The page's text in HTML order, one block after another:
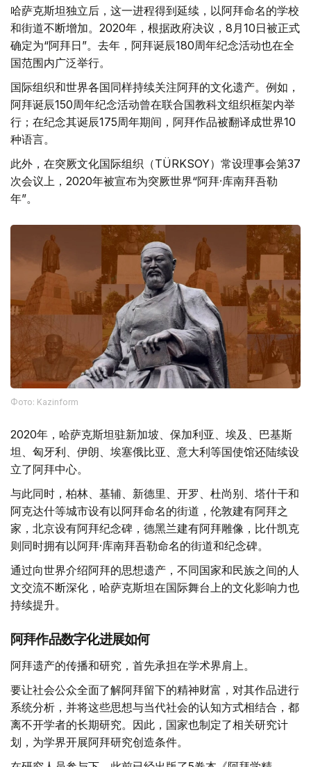
哈萨克斯坦独立后，这一进程得到延续，以阿拜命名的学校
和街道不断增加。2020年，根据政府决议，8月10日被正式
确定为“阿拜日”。去年，阿拜诞辰180周年纪念活动也在全
国范围内广泛举行。
国际组织和世界各国同样持续关注阿拜的文化遗产。例如，
阿拜诞辰150周年纪念活动曾在联合国教科文组织框架内举
行；在纪念其诞辰175周年期间，阿拜作品被翻译成世界10
种语言。
此外，在突厥文化国际组织（TÜRKSOY）常设理事会第37
次会议上，2020年被宣布为突厥世界“阿拜·库南拜吾勒
年”。
Фото: Kazinform
2020年，哈萨克斯坦驻新加坡、保加利亚、埃及、巴基斯
坦、匈牙利、伊朗、埃塞俄比亚、意大利等国使馆还陆续设
立了阿拜中心。
与此同时，柏林、基辅、新德里、开罗、杜尚别、塔什干和
阿克达什等城市设有以阿拜命名的街道，伦敦建有阿拜之
家，北京设有阿拜纪念碑，德黑兰建有阿拜雕像，比什凯克
则同时拥有以阿拜·库南拜吾勒命名的街道和纪念碑。
通过向世界介绍阿拜的思想遗产，不同国家和民族之间的人
文交流不断深化，哈萨克斯坦在国际舞台上的文化影响力也
持续提升。
阿拜作品数字化进展如何
阿拜遗产的传播和研究，首先承担在学术界肩上。
要让社会公众全面了解阿拜留下的精神财富，对其作品进行
系统分析，并将这些思想与当代社会的认知方式相结合，都
离不开学者的长期研究。因此，国家也制定了相关研究计
划，为学界开展阿拜研究创造条件。